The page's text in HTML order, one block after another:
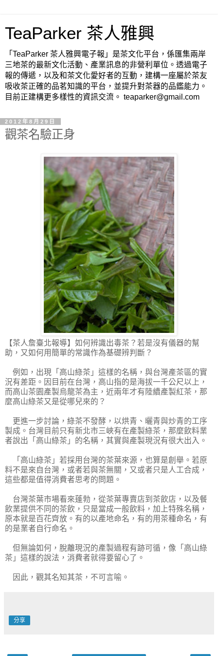
TeaParker 茶人雅興
「TeaParker 茶人雅興電子報」是茶文化平台，係匯集兩岸
三地茶的最新文化活動、產業訊息的非營利單位。透過電子
報的傳遞，以及和茶文化愛好者的互動，建構一座屬於茶友
吸收茶正確的品茗知識的平台，並提升對茶器的品鑑能力。
目前正建構更多樣性的資訊交流。 teaparker@gmail.com
2012年8月29日
觀茶名驗正身
【茶人詹臺北報導】 如何辨識出毒茶？若是沒有儀器的幫
助，又如何用簡單的常識作為基礎辨判斷？
例如，出現「高山綠茶」這樣的名稱，與台灣產茶區的實
況有差距。因目前在台灣，高山指的是海拔一千公尺以上，
而高山茶園產製烏龍茶為主，近兩年才有陸續產製紅茶，那
麼高山綠茶又是從哪兒來的？
更進一步討論，綠茶不發酵，以烘青、曬青與炒青的工序
製成。台灣目前只有新北市三峽有在產製綠茶，那麼飲料業
者說出「高山綠茶」的名稱，其實與產製現況有很大出入。
「高山綠茶」若採用台灣的茶葉來源，也算是創舉。若原
料不是來自台灣，或者若與茶無關，又或者只是人工合成，
這些都是值得消費者思考的問題。
台灣茶葉市場看來蓬勃，從茶葉專賣店到茶飲店，以及餐
飲業提供不同的茶飲，只是當成一般飲料，加上特殊名稱，
原本就是百花齊放。有的以產地命名，有的用茶種命名，有
的是業者自行命名。
但無論如何，脫離現況的產製過程有跡可循，像「高山綠
茶」這樣的說法，消費者就得要留心了。
因此，觀其名知其茶，不可言喻。
分享